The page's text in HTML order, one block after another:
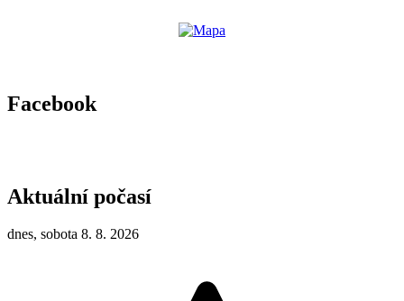
Facebook
Aktuální počasí
dnes, sobota 8. 8. 2026